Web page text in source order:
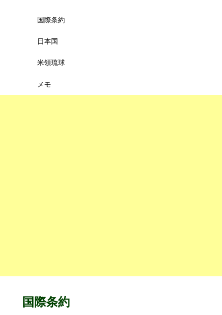
国際条約
日本国
米領琉球
メモ
国際条約